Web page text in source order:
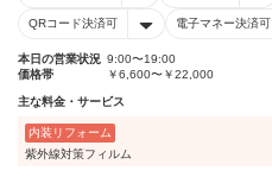
QRコード決済可 電子マネー決済可
本日の営業状況 9:00〜19:00
価格帯
￥6,600〜￥22,000
主な料金・サービス
内装リフォーム
紫外線対策フィルム